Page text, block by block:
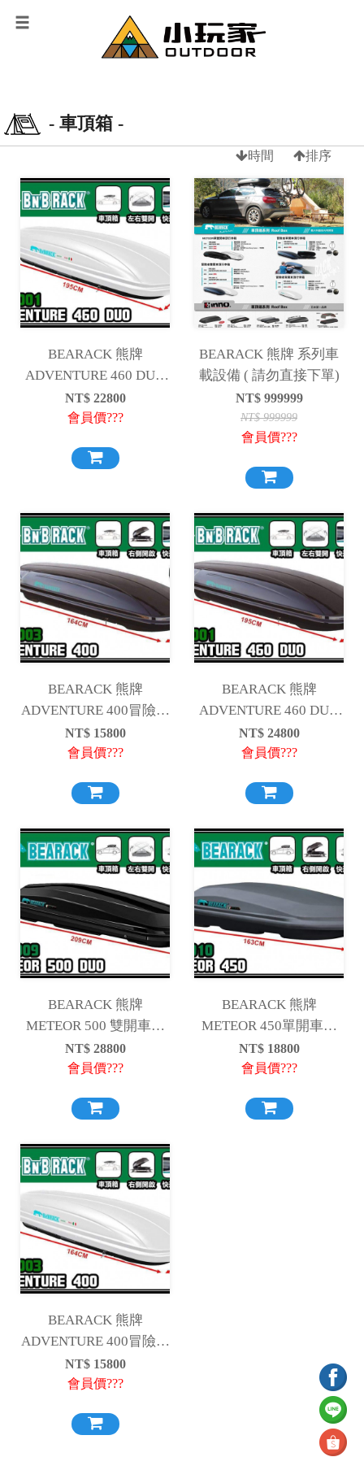
- 車頂箱 -
時間 排序
BEARACK 熊牌
ADVENTURE 460 DUO
冒險者 雙開車頂行李箱-
曜石黑、珍珠白
NT$ 22800
會員價???
BEARACK 熊牌 系列車
載設備 ( 請勿直接下單)
NT$ 999999
NT$999999
會員價???
BEARACK 熊牌
ADVENTURE 400冒險者
單開車頂箱-曜石黑、珍
珠白
NT$ 15800
會員價???
BEARACK 熊牌
ADVENTURE 460 DUO
冒險者 雙開車頂行李箱-
曜石黑、珍珠白
NT$ 24800
會員價???
BEARACK 熊牌
METEOR 500 雙開車頂
箱-曜石黑
NT$ 28800
會員價???
BEARACK 熊牌
METEOR 450單開車頂
箱-灰&白
NT$ 18800
會員價???
BEARACK 熊牌
ADVENTURE 400冒險者
單開車頂箱-曜石黑、珍
珠白
NT$ 15800
會員價???